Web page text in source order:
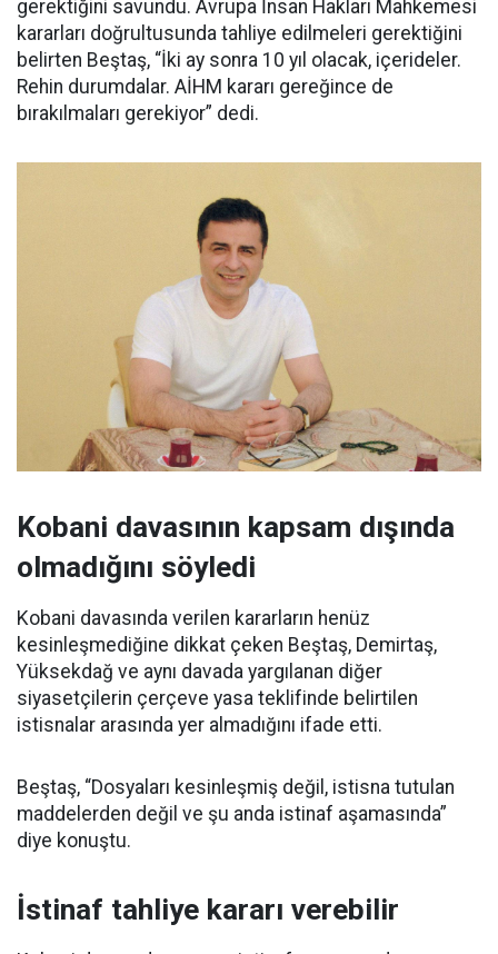
gerektiğini savundu. Avrupa İnsan Hakları Mahkemesi
kararları doğrultusunda tahliye edilmeleri gerektiğini
belirten Beştaş, “İki ay sonra 10 yıl olacak, içerideler.
Rehin durumdalar. AİHM kararı gereğince de
bırakılmaları gerekiyor” dedi.
Kobani davasının kapsam dışında
olmadığını söyledi
Kobani davasında verilen kararların henüz
kesinleşmediğine dikkat çeken Beştaş, Demirtaş,
Yüksekdağ ve aynı davada yargılanan diğer
siyasetçilerin çerçeve yasa teklifinde belirtilen
istisnalar arasında yer almadığını ifade etti.
Beştaş, “Dosyaları kesinleşmiş değil, istisna tutulan
maddelerden değil ve şu anda istinaf aşamasında”
diye konuştu.
İstinaf tahliye kararı verebilir